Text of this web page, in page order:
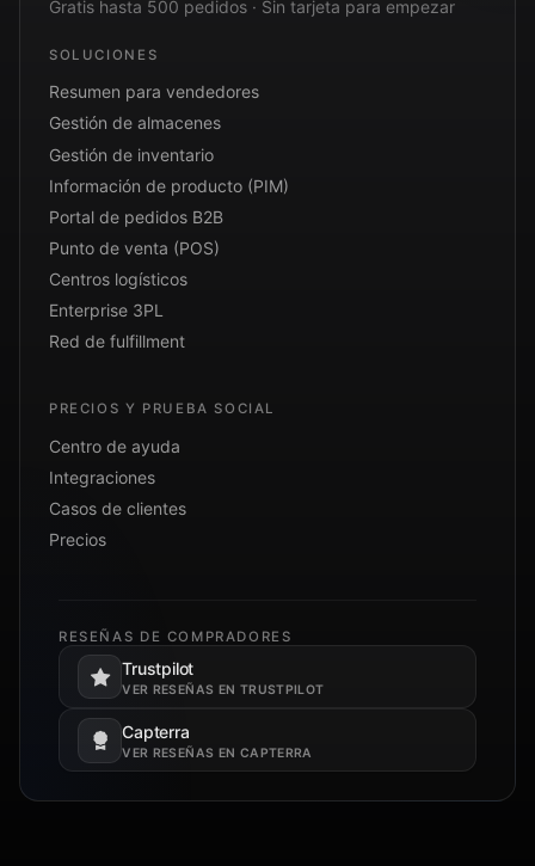
Gratis hasta 500 pedidos · Sin tarjeta para empezar
SOLUCIONES
Resumen para vendedores
Gestión de almacenes
Gestión de inventario
Información de producto (PIM)
Portal de pedidos B2B
Punto de venta (POS)
Centros logísticos
Enterprise 3PL
Red de fulfillment
PRECIOS Y PRUEBA SOCIAL
Centro de ayuda
Integraciones
Casos de clientes
Precios
RESEÑAS DE COMPRADORES
Trustpilot
VER RESEÑAS EN TRUSTPILOT
Se abre en una pestaña nueva.
Capterra
VER RESEÑAS EN CAPTERRA
Se abre en una pestaña nueva.